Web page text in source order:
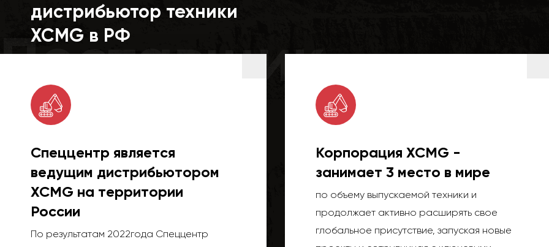
дистрибьютор техники
XCMG в РФ
Поставщик
Спеццентр является
ведущим дистрибьютором
XCMG на территории
России
По результатам 2022года Спеццентр
Корпорация XCMG -
занимает 3 место в мире
по объему выпускаемой техники и
продолжает активно расширять свое
глобальное присутствие, запуская новые